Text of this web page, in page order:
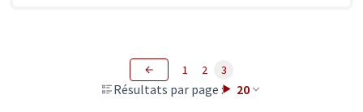
Résultats par page : 20
1 2 3